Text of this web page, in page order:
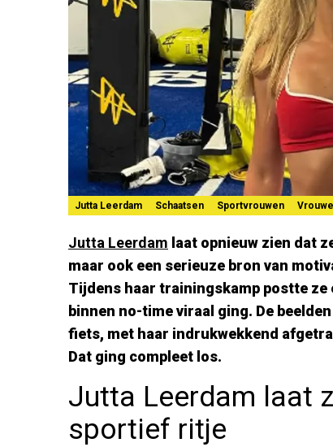
Jutta Leerdam Schaatsen Sportvrouwen
Jutta Leerdam laat opnieuw zien dat
maar ook een serieuze bron van
Tijdens haar trainingskamp postte
binnen no-time viraal ging. De
fiets, met haar indrukwekkend
Dat ging compleet los.
Jutta Leerdam laat
sportief ritje